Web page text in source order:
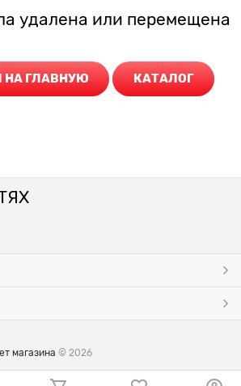
удалена или перемещена
НА ГЛАВНУЮ КАТАЛОГ
магазина © 2026